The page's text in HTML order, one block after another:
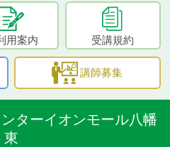
用案内 受講規約
講師募集
ターイオンモール八幡
東